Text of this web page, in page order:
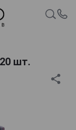
шт.